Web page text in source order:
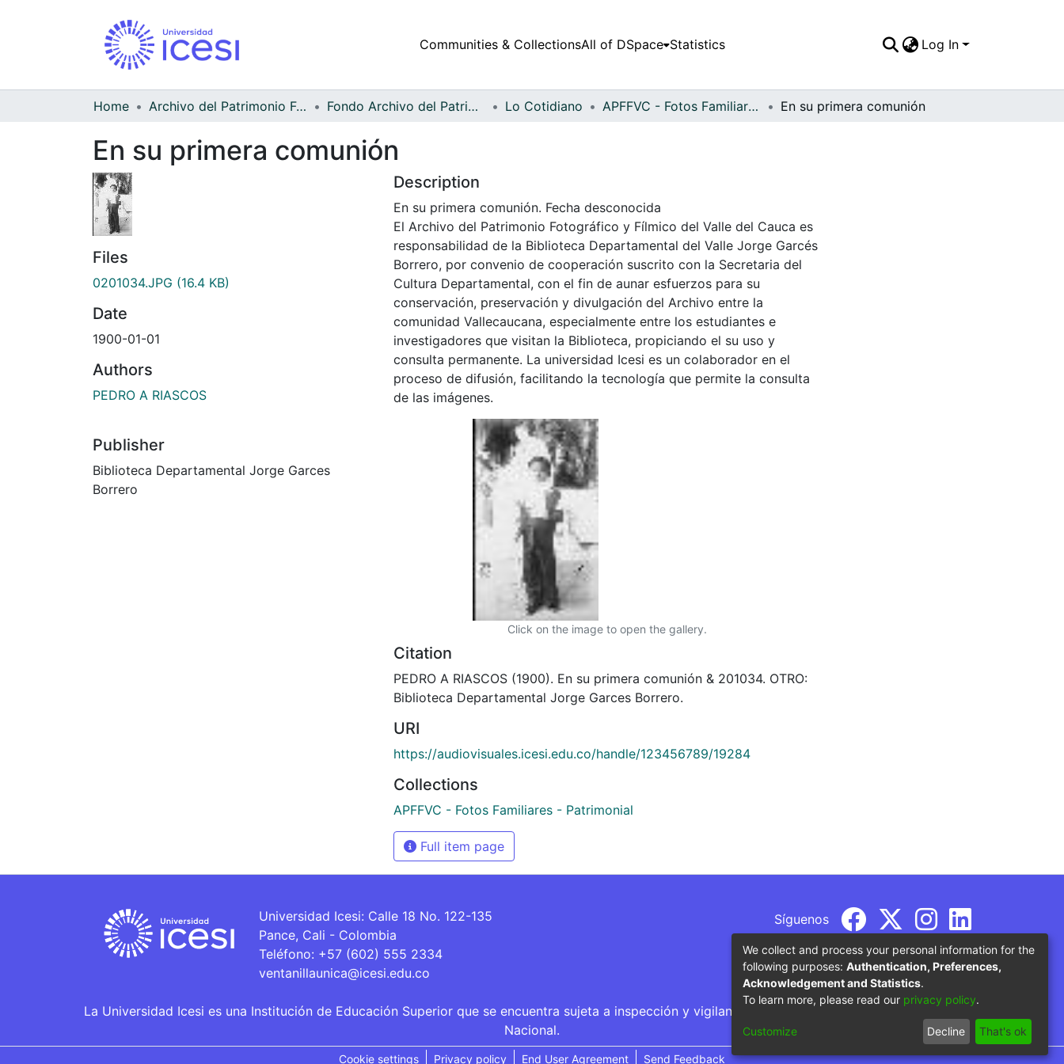
Communities & CollectionsAll of DSpace Statistics Log In
Home Archivo del Patrimonio Fotográfico y Fílmico del Valle del Cauca Fondo Archivo del Patrimonio Fotográfico y Fílmico del Valle del Cauca Lo Cotidiano APFFVC - Fotos Familiares - Patrimonial En su primera comunión
En su primera comunión
Files
0201034.JPG (16.4 KB)
Date
1900-01-01
Authors
PEDRO A RIASCOS
Publisher
Biblioteca Departamental Jorge Garces
Borrero
Description
En su primera comunión. Fecha desconocida
El Archivo del Patrimonio Fotográfico y Fílmico del Valle del Cauca es
responsabilidad de la Biblioteca Departamental del Valle Jorge Garcés
Borrero, por convenio de cooperación suscrito con la Secretaria del
Cultura Departamental, con el fin de aunar esfuerzos para su
conservación, preservación y divulgación del Archivo entre la
comunidad Vallecaucana, especialmente entre los estudiantes e
investigadores que visitan la Biblioteca, propiciando el su uso y
consulta permanente. La universidad Icesi es un colaborador en el
proceso de difusión, facilitando la tecnología que permite la consulta
de las imágenes.
Click on the image to open the gallery.
Citation
PEDRO A RIASCOS (1900). En su primera comunión & 201034. OTRO:
Biblioteca Departamental Jorge Garces Borrero.
URI
https://audiovisuales.icesi.edu.co/handle/123456789/19284
Collections
APFFVC - Fotos Familiares - Patrimonial
Full item page
Universidad Icesi: Calle 18 No. 122-135
Pance, Cali - Colombia
Teléfono: +57 (602) 555 2334
ventanillaunica@icesi.edu.co
Síguenos
La Universidad Icesi es una Institución de Educación Superior que se encuentra sujeta a inspección y vigilancia por parte del Ministerio de Educación
Nacional.
Cookie settings Privacy policy End User Agreement Send Feedback
We collect and process your personal information for the
following purposes: Authentication, Preferences,
Acknowledgement and Statistics.
To learn more, please read our privacy policy.
Customize Decline That's ok